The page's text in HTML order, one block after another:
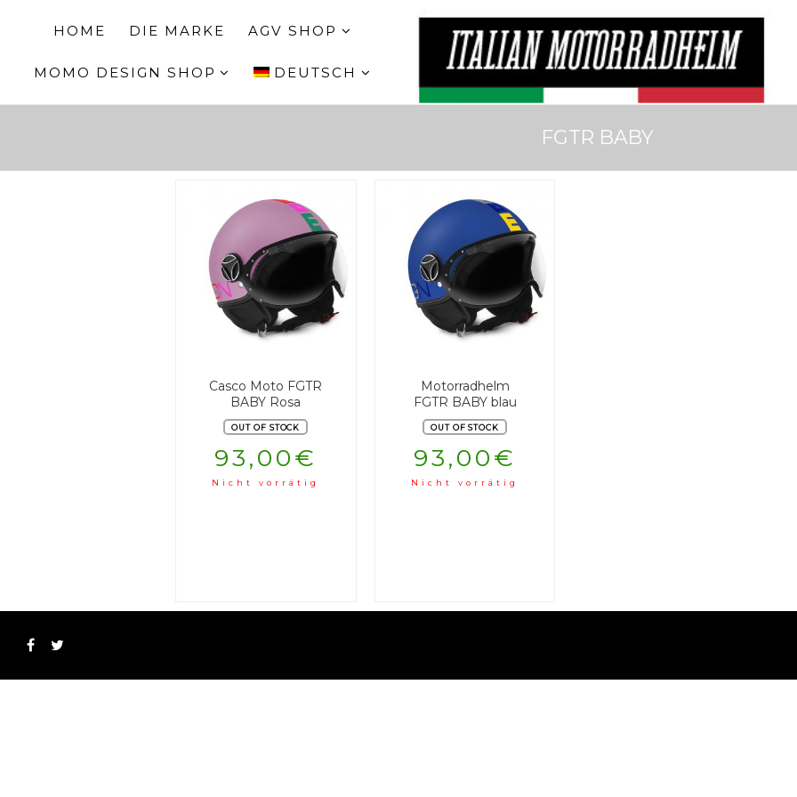
HOME DIE MARKE AGV SHOP
MOMO DESIGN SHOP DEUTSCH
FGTR BABY
Casco Moto FGTR
BABY Rosa
OUT OF STOCK
93,00€
Nicht vorrätig
Motorradhelm
FGTR BABY blau
OUT OF STOCK
93,00€
Nicht vorrätig